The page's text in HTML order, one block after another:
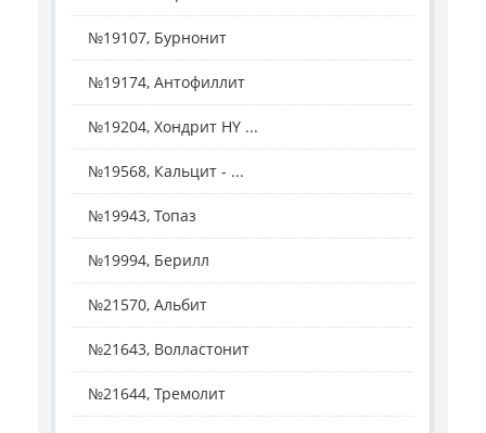
№19107, Бурнонит
№19174, Антофиллит
№19204, Хондрит HY ...
№19568, Кальцит - ...
№19943, Топаз
№19994, Берилл
№21570, Альбит
№21643, Волластонит
№21644, Тремолит